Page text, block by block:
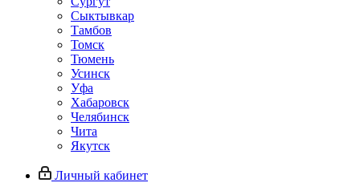
Сыктывкар
Тамбов
Томск
Тюмень
Усинск
Уфа
Хабаровск
Челябинск
Чита
Якутск
Личный кабинет